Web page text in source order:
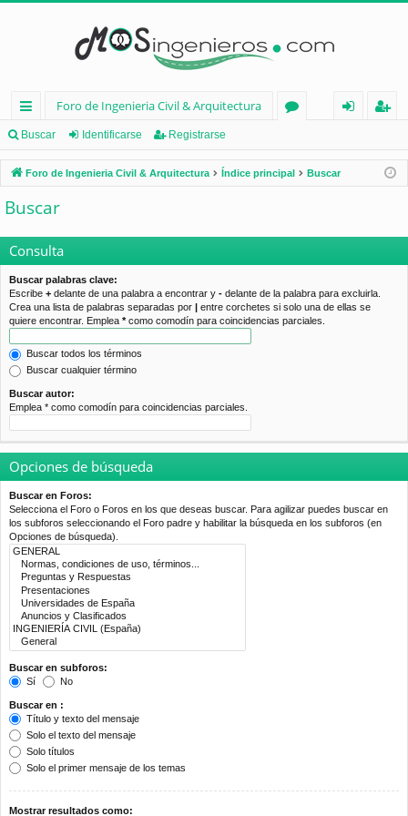
nl
ac
es
rá
pi
d
os
Foro de Ingenieria Civil & Arquitectura
os
nt
ifi
ist
ra
Buscar Identificarse Registrarse
Foro de Ingenieria Civil & Arquitectura Índice principal Buscar
Buscar
Consulta
Buscar palabras clave:
Escribe + delante de una palabra a encontrar y - delante de la palabra para excluirla.
Crea una lista de palabras separadas por | entre corchetes si solo una de ellas se
quiere encontrar. Emplea *como comodín para coincidencias parciales.
Buscar todos los términos
Buscar cualquier término
Buscar autor:
Emplea * como comodín para coincidencias parciales.
Opciones de búsqueda
Buscar en Foros:
Selecciona el Foro o Foros en los que deseas buscar. Para agilizar puedes buscar en
los subforos seleccionando el Foro padre y habilitar la búsqueda en los subforos (en
Opciones de búsqueda).
Buscar en subforos:
Sí
No
Buscar en :
Título y texto del mensaje
Solo el texto del mensaje
Solo títulos
Solo el primer mensaje de los temas
Mostrar resultados como: